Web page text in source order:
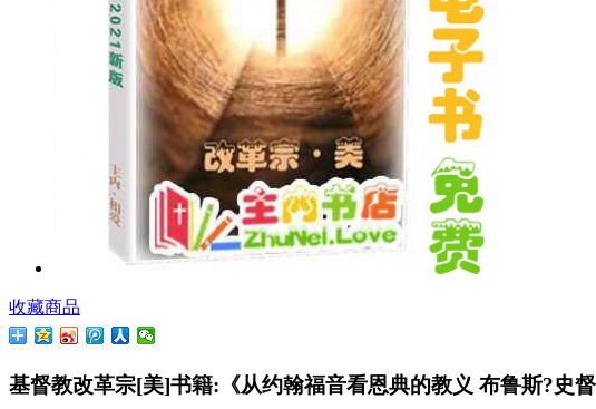
收藏商品
基督教改革宗[美]书籍:《从约翰福音看恩典的教义 布鲁斯?史